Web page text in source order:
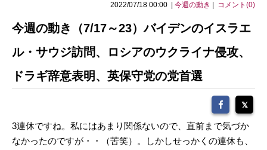
2022/07/18 00:00 | 今週の動き コメント(0)
今週の動き（7/17～23）バイデンのイスラエ
ル・サウジ訪問、ロシアのウクライナ侵攻、
ドラギ辞意表明、英保守党の党首選
3連休ですね。私にはあまり関係ないので、直前まで気づか
なかったのですが・・（苦笑）。しかしせっかくの連休も、